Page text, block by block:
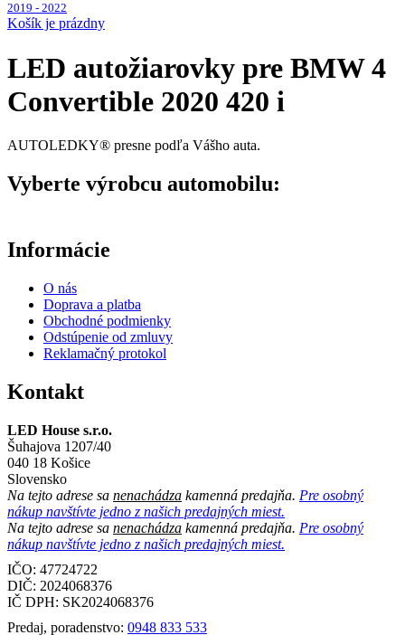
2019 - 2022
Košík je prázdny
LED autožiarovky pre BMW 4
Convertible 2020 420 i
AUTOLEDKY® presne podľa Vášho auta.
Vyberte výrobcu automobilu:
Informácie
O nás
Doprava a platba
Obchodné podmienky
Odstúpenie od zmluvy
Reklamačný protokol
Kontakt
LED House s.r.o.
Šuhajova 1207/40
040 18 Košice
Slovensko
Na tejto adrese sa nenachádza kamenná predajňa. Pre osobný
nákup navštívte jedno z našich predajných miest.
Na tejto adrese sa nenachádza kamenná predajňa. Pre osobný
nákup navštívte jedno z našich predajných miest.
IČO: 47724722
DIČ: 2024068376
IČ DPH: SK2024068376
Predaj, poradenstvo: 0948 833 533